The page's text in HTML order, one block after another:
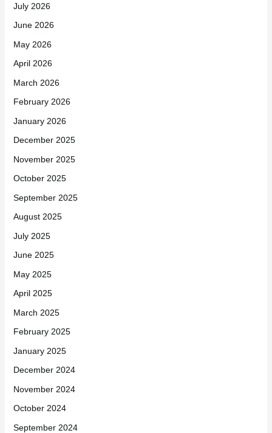
July 2026
June 2026
May 2026
April 2026
March 2026
February 2026
January 2026
December 2025
November 2025
October 2025
September 2025
August 2025
July 2025
June 2025
May 2025
April 2025
March 2025
February 2025
January 2025
December 2024
November 2024
October 2024
September 2024